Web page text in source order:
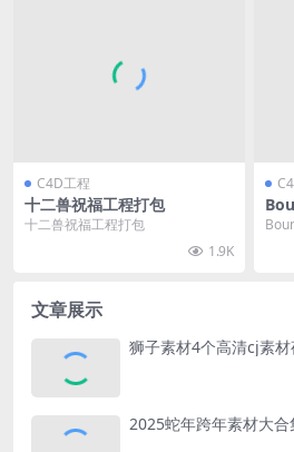
C4D工程
十二兽祝福工程打包
十二兽祝福工程打包
1.9K
文章展示
狮子素材4个高清cj素
2025蛇年跨年素材大合